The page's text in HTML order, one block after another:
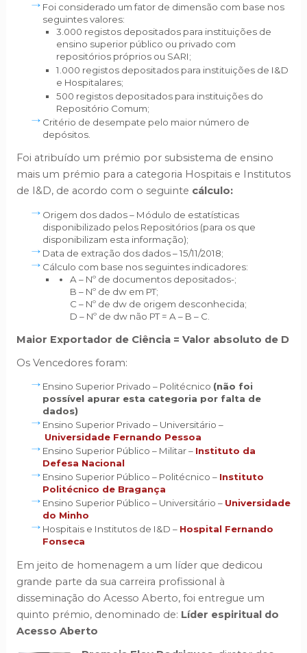
Foi considerado um fator de dimensão com base nos
seguintes valores:
3.000 registos depositados para instituições de
ensino superior público ou privado com
repositórios próprios ou SARI;
1.000 registos depositados para instituições de I&D
e Hospitalares;
500 registos depositados para instituições do
Repositório Comum;
Critério de desempate pelo maior número de
depósitos.
Foi atribuído um prémio por subsistema de ensino
mais um prémio para a categoria Hospitais e Institutos
de I&D, de acordo com o seguinte cálculo:
Origem dos dados – Módulo de estatísticas
disponibilizado pelos Repositórios (para os que
disponibilizam esta informação);
Data de extração dos dados – 15/11/2018;
Cálculo com base nos seguintes indicadores:
A – Nº de documentos depositados-;
B – Nº de dw em PT;
C – Nº de dw de origem desconhecida;
D – Nº de dw não PT = A – B – C.
Maior Exportador de Ciência = Valor absoluto de D
Os Vencedores foram:
Ensino Superior Privado – Politécnico (não foi
possível apurar esta categoria por falta de
dados)
Ensino Superior Privado – Universitário –
Universidade Fernando Pessoa
Ensino Superior Público – Militar – Instituto da
Defesa Nacional
Ensino Superior Público – Politécnico – Instituto
Politécnico de Bragança
Ensino Superior Público – Universitário – Universidade
do Minho
Hospitais e Institutos de I&D – Hospital Fernando
Fonseca
Em jeito de homenagem a um líder que dedicou
grande parte da sua carreira profissional à
disseminação do Acesso Aberto, foi entregue um
quinto prémio, denominado de: Líder espiritual do
Acesso Aberto